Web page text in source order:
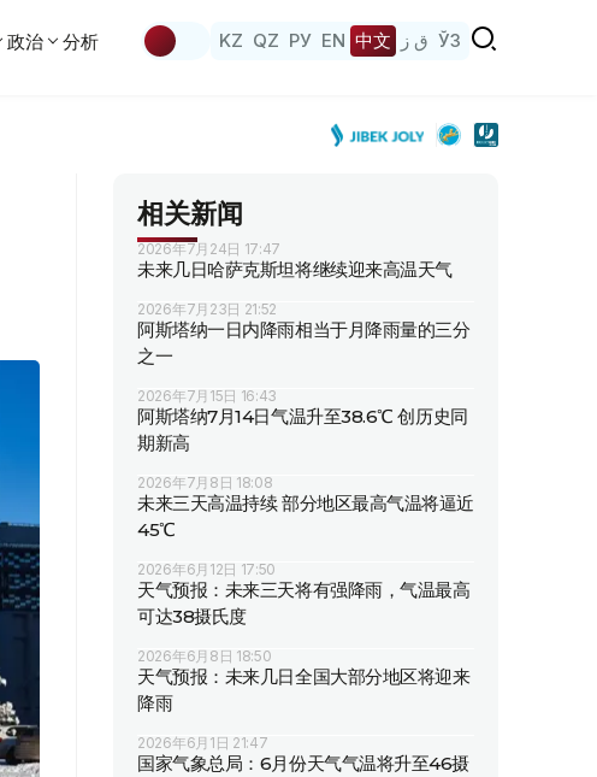
政治 分析 KZ QZ РУ EN 中文 ق ز ЎЗ
相关新闻
2026年7月24日 17:47
未来几日哈萨克斯坦将继续迎来高温天气
2026年7月23日 21:52
阿斯塔纳一日内降雨相当于月降雨量的三分
之一
2026年7月15日 16:43
阿斯塔纳7月14日气温升至38.6℃ 创历史同
期新高
2026年7月8日 18:08
未来三天高温持续 部分地区最高气温将逼近
45℃
2026年6月12日 17:50
天气预报：未来三天将有强降雨，气温最高
可达38摄氏度
2026年6月8日 18:50
天气预报：未来几日全国大部分地区将迎来
降雨
2026年6月1日 21:47
国家气象总局：6月份天气气温将升至46摄